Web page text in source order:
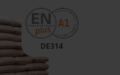
DE314